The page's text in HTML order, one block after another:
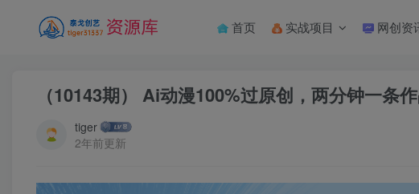
首页 实战项目 网创资
（10143期） Ai动漫100%过原创，两分钟一条
tiger
2年前更新